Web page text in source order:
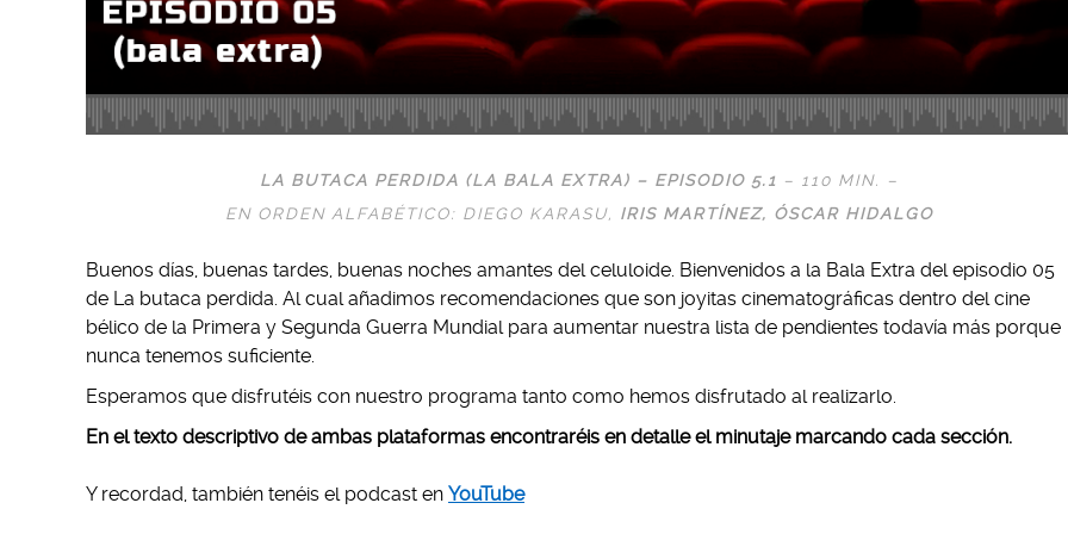
LA BUTACA PERDIDA (LA BALA EXTRA) – EPISODIO 5.1 – 110 MIN. –
EN ORDEN ALFABÉTICO: DIEGO KARASU, IRIS MARTÍNEZ, ÓSCAR HIDALGO
Buenos días, buenas tardes, buenas noches amantes del celuloide. Bienvenidos a la Bala Extra del episodio 05
de La butaca perdida. Al cual añadimos recomendaciones que son joyitas cinematográficas dentro del cine
bélico de la Primera y Segunda Guerra Mundial para aumentar nuestra lista de pendientes todavía más porque
nunca tenemos suficiente.
Esperamos que disfrutéis con nuestro programa tanto como hemos disfrutado al realizarlo.
En el texto descriptivo de ambas plataformas encontraréis en detalle el minutaje marcando cada sección.
Y recordad, también tenéis el podcast en YouTube